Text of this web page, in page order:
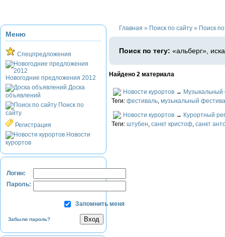
Меню
Спецпредложения
Новогодние предложения 2012
Доска
объявлений
Поиск по
сайту
Регистрация
Новости
курортов
Логин:
Пароль:
Запомнить меня
Забыли пароль?
Главная » Поиск по сайту » Поиск
Поиск по тегу: «альберг»,
Найдено 2 материала
Новости курортов →
Теги: фестиваль, музыкальный
Новости курортов → Курортный
Теги: штубен, санкт кристоф, санкт